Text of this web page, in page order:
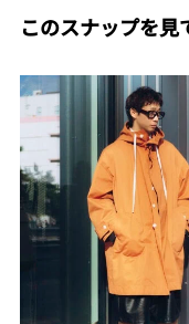
このスナップを